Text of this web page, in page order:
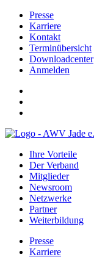
Presse
Karriere
Kontakt
Terminübersicht
Downloadcenter
Anmelden
Ihre Vorteile
Der Verband
Mitglieder
Newsroom
Netzwerke
Partner
Weiterbildung
Presse
Karriere